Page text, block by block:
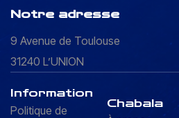
Notre adresse
9 Avenue de Toulouse
31240 L’UNION
Information
Politique de
Chabala